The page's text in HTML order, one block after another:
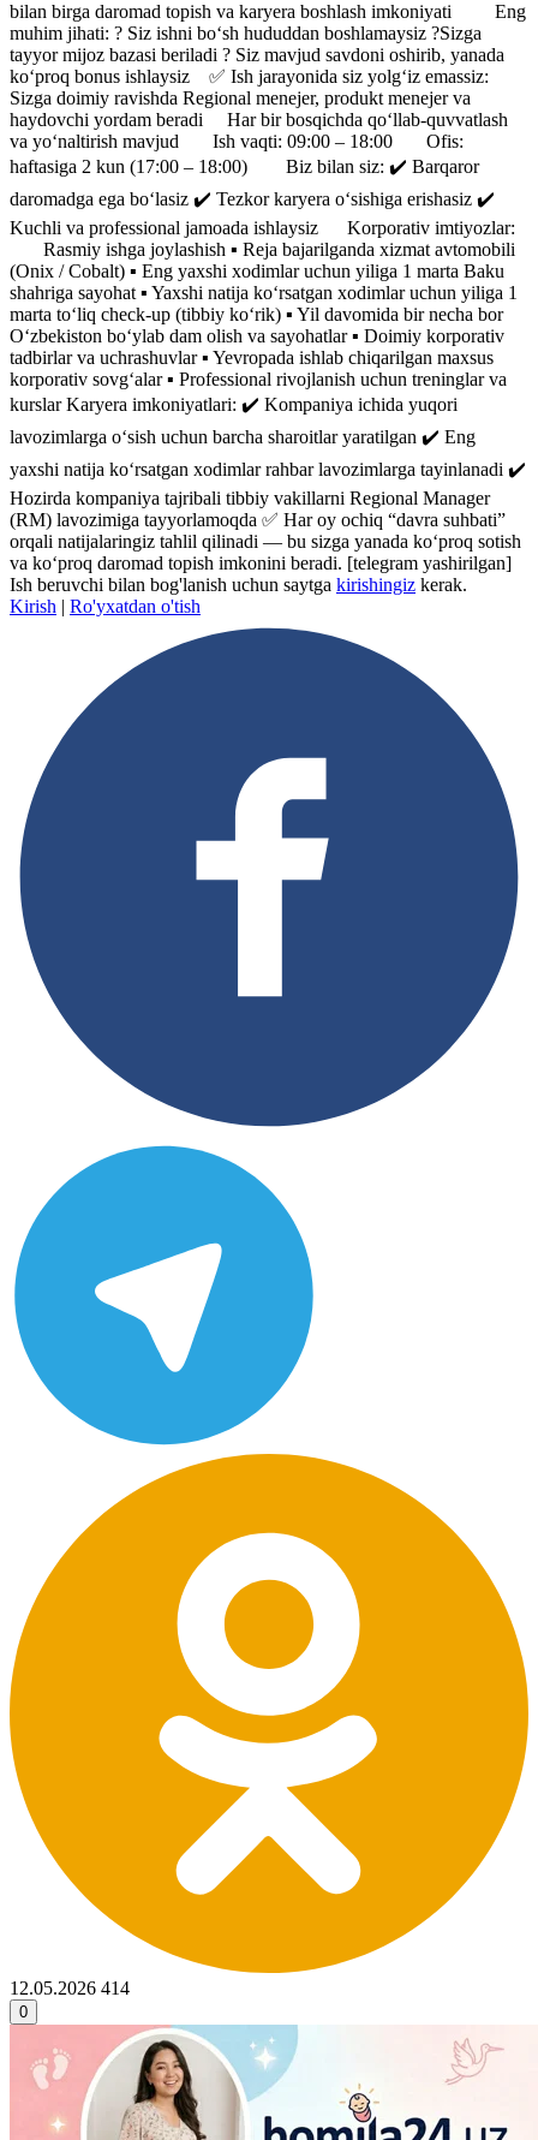
bilan birga daromad topish va karyera boshlash imkoniyati Eng
muhim jihati: ? Siz ishni bo‘sh hududdan boshlamaysiz ?Sizga
tayyor mijoz bazasi beriladi ? Siz mavjud savdoni oshirib, yanada
ko‘proq bonus ishlaysiz ✅ Ish jarayonida siz yolg‘iz emassiz:
Sizga doimiy ravishda Regional menejer, produkt menejer va
haydovchi yordam beradi Har bir bosqichda qo‘llab-quvvatlash
va yo‘naltirish mavjud Ish vaqti: 09:00 – 18:00 Ofis:
haftasiga 2 kun (17:00 – 18:00) Biz bilan siz: ✔️ Barqaror
daromadga ega bo‘lasiz ✔️ Tezkor karyera o‘sishiga erishasiz ✔️
Kuchli va professional jamoada ishlaysiz Korporativ imtiyozlar:
Rasmiy ishga joylashish ▪️ Reja bajarilganda xizmat avtomobili
(Onix / Cobalt) ▪️ Eng yaxshi xodimlar uchun yiliga 1 marta Baku
shahriga sayohat ▪️ Yaxshi natija ko‘rsatgan xodimlar uchun yiliga 1
marta to‘liq check-up (tibbiy ko‘rik) ▪️ Yil davomida bir necha bor
O‘zbekiston bo‘ylab dam olish va sayohatlar ▪️ Doimiy korporativ
tadbirlar va uchrashuvlar ▪️ Yevropada ishlab chiqarilgan maxsus
korporativ sovg‘alar ▪️ Professional rivojlanish uchun treninglar va
kurslar Karyera imkoniyatlari: ✔️ Kompaniya ichida yuqori
lavozimlarga o‘sish uchun barcha sharoitlar yaratilgan ✔️ Eng
yaxshi natija ko‘rsatgan xodimlar rahbar lavozimlarga tayinlanadi ✔️
Hozirda kompaniya tajribali tibbiy vakillarni Regional Manager
(RM) lavozimiga tayyorlamoqda ✅ Har oy ochiq “davra suhbati”
orqali natijalaringiz tahlil qilinadi — bu sizga yanada ko‘proq sotish
va ko‘proq daromad topish imkonini beradi. [telegram yashirilgan]
Ish beruvchi bilan bog'lanish uchun saytga kirishingiz kerak.
Kirish | Ro'yxatdan o'tish
12.05.2026 414
0